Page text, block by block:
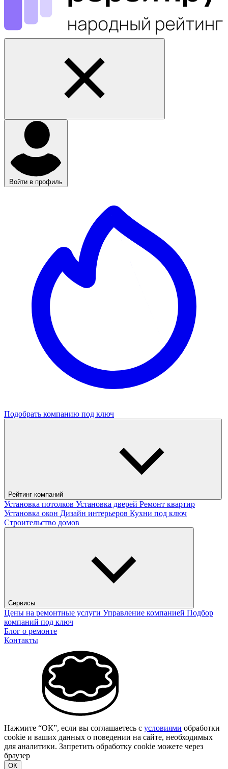
Войти в профиль
Подобрать компанию под ключ
Рейтинг компаний
Установка потолков Установка дверей Ремонт квартир
Установка окон Дизайн интерьеров Кухни под ключ
Строительство домов
Сервисы
Цены на ремонтные услуги Управление компанией Подбор
компаний под ключ
Блог о ремонте
Контакты
Нажмите “ОК”, если вы соглашаетесь с условиями обработки
cookie и ваших данных о поведении на сайте, необходимых
для аналитики. Запретить обработку cookie можете через
браузер
ОК